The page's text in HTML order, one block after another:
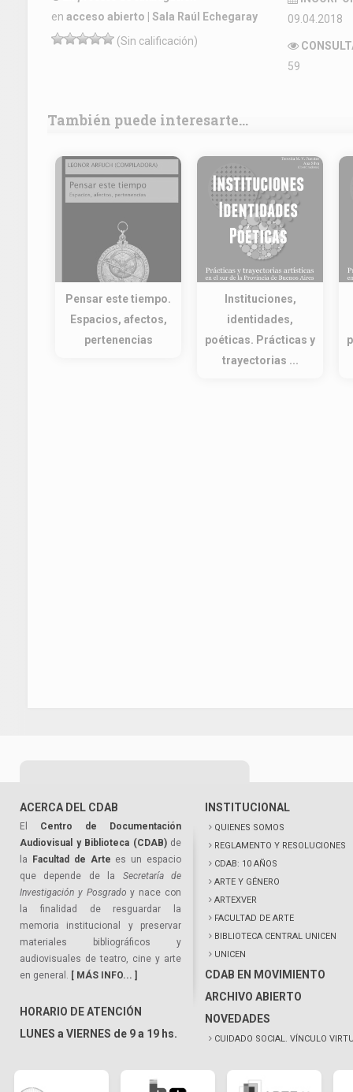
en acceso abierto | Sala Raúl Echegaray
(Sin calificación)
09.04.2018
59
También puede interesarte...
Pensar este tiempo.
Espacios, afectos,
pertenencias
Instituciones,
identidades,
poéticas. Prácticas y
trayectorias ...
ACERCA DEL CDAB
El Centro de Documentación
Audiovisual y Biblioteca (CDAB)de
la
Facultad de Arte es un espacio
que depende de la Secretaría de
Investigación y Posgrado y nace con
la finalidad de resguardar la
memoria institucional y preservar
materiales bibliográficos y
audiovisuales de teatro, cine y arte
en general. [ MÁS INFO... ]
HORARIO DE ATENCIÓN
LUNES a VIERNES de 9 a 19 hs.
INSTITUCIONAL
QUIENES SOMOS
REGLAMENTO Y RESOLUCIONES
CDAB: 10 AÑOS
ARTE Y GÉNERO
ARTEXVER
FACULTAD DE ARTE
BIBLIOTECA CENTRAL UNICEN
UNICEN
CDAB EN MOVIMIENTO
ARCHIVO ABIERTO
NOVEDADES
CUIDADO SOCIAL. VÍNCULO